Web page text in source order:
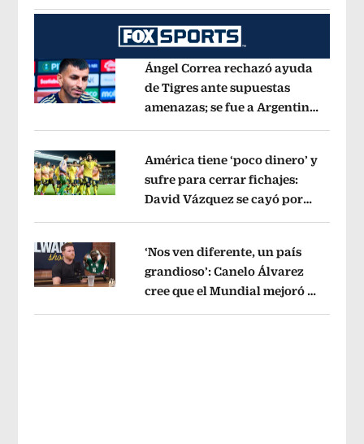
Opens in new window
Ángel Correa rechazó ayuda
de Tigres ante supuestas
amenazas; se fue a Argentina
Opens in new window
América tiene ‘poco dinero’ y
sufre para cerrar fichajes:
David Vázquez se cayó por
Opens in new window
‘Nos ven diferente, un país
grandioso’: Canelo Álvarez
cree que el Mundial mejoró la